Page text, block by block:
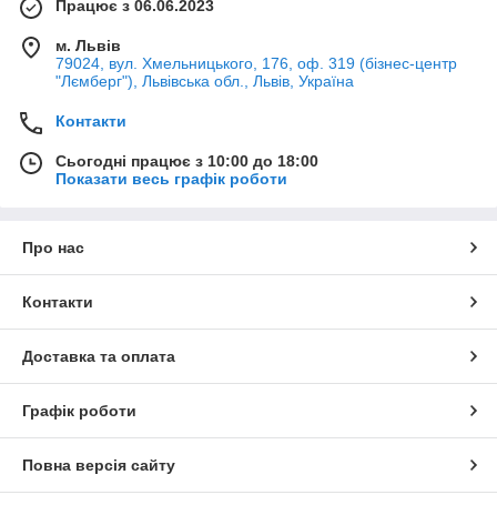
Працює з 06.06.2023
м. Львів
79024, вул. Хмельницького, 176, оф. 319 (бізнес-центр
"Лємберг"), Львівська обл., Львів, Україна
Контакти
Сьогодні працює з 10:00 до 18:00
Показати весь графік роботи
Про нас
Контакти
Доставка та оплата
Графік роботи
Повна версія сайту